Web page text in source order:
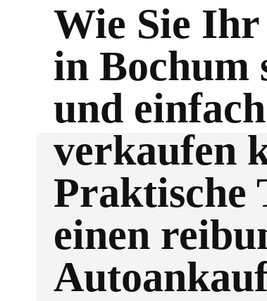
Wie Sie
in Bochum
und einfach
verkaufen
Praktische
einen